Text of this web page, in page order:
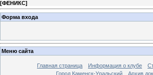
[ФЕНИКС]
Форма входа
Меню сайта
Главная страница Информация о клубе
Город Каменск-Уральский
Архив